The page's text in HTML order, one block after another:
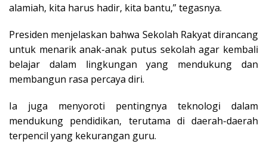
alamiah, kita harus hadir, kita bantu,” tegasnya.
Presiden menjelaskan bahwa Sekolah Rakyat dirancang
untuk menarik anak-anak putus sekolah agar kembali
belajar dalam lingkungan yang mendukung dan
membangun rasa percaya diri.
Ia juga menyoroti pentingnya teknologi dalam
mendukung pendidikan, terutama di daerah-daerah
terpencil yang kekurangan guru.